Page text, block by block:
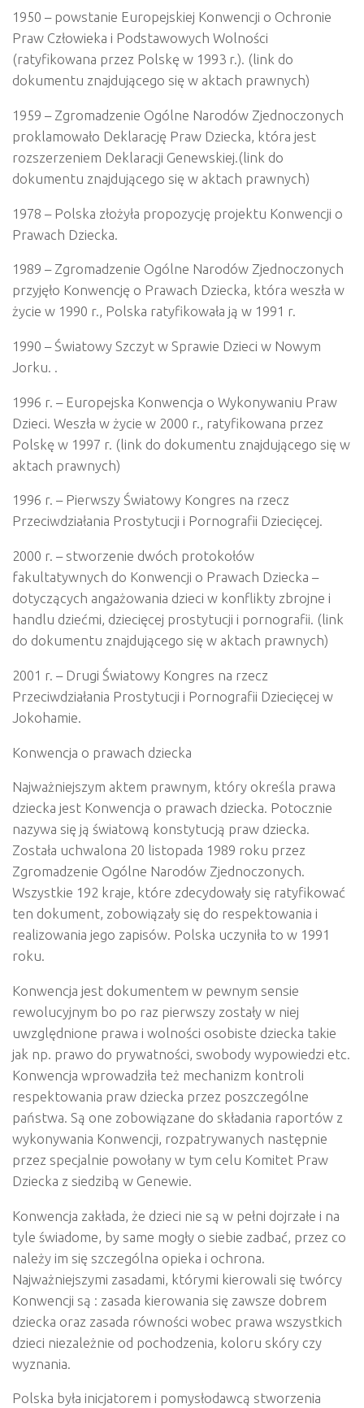
1950 – powstanie Europejskiej Konwencji o Ochronie
Praw Człowieka i Podstawowych Wolności
(ratyfikowana przez Polskę w 1993 r.). (link do
dokumentu znajdującego się w aktach prawnych)
1959 – Zgromadzenie Ogólne Narodów Zjednoczonych
proklamowało Deklarację Praw Dziecka, która jest
rozszerzeniem Deklaracji Genewskiej.(link do
dokumentu znajdującego się w aktach prawnych)
1978 – Polska złożyła propozycję projektu Konwencji o
Prawach Dziecka.
1989 – Zgromadzenie Ogólne Narodów Zjednoczonych
przyjęło Konwencję o Prawach Dziecka, która weszła w
życie w 1990 r., Polska ratyfikowała ją w 1991 r.
1990 – Światowy Szczyt w Sprawie Dzieci w Nowym
Jorku. .
1996 r. – Europejska Konwencja o Wykonywaniu Praw
Dzieci. Weszła w życie w 2000 r., ratyfikowana przez
Polskę w 1997 r. (link do dokumentu znajdującego się w
aktach prawnych)
1996 r. – Pierwszy Światowy Kongres na rzecz
Przeciwdziałania Prostytucji i Pornografii Dziecięcej.
2000 r. – stworzenie dwóch protokołów
fakultatywnych do Konwencji o Prawach Dziecka –
dotyczących angażowania dzieci w konflikty zbrojne i
handlu dziećmi, dziecięcej prostytucji i pornografii. (link
do dokumentu znajdującego się w aktach prawnych)
2001 r. – Drugi Światowy Kongres na rzecz
Przeciwdziałania Prostytucji i Pornografii Dziecięcej w
Jokohamie.
Konwencja o prawach dziecka
Najważniejszym aktem prawnym, który określa prawa
dziecka jest Konwencja o prawach dziecka. Potocznie
nazywa się ją światową konstytucją praw dziecka.
Została uchwalona 20 listopada 1989 roku przez
Zgromadzenie Ogólne Narodów Zjednoczonych.
Wszystkie 192 kraje, które zdecydowały się ratyfikować
ten dokument, zobowiązały się do respektowania i
realizowania jego zapisów. Polska uczyniła to w 1991
roku.
Konwencja jest dokumentem w pewnym sensie
rewolucyjnym bo po raz pierwszy zostały w niej
uwzględnione prawa i wolności osobiste dziecka takie
jak np. prawo do prywatności, swobody wypowiedzi etc.
Konwencja wprowadziła też mechanizm kontroli
respektowania praw dziecka przez poszczególne
państwa. Są one zobowiązane do składania raportów z
wykonywania Konwencji, rozpatrywanych następnie
przez specjalnie powołany w tym celu Komitet Praw
Dziecka z siedzibą w Genewie.
Konwencja zakłada, że dzieci nie są w pełni dojrzałe i na
tyle świadome, by same mogły o siebie zadbać, przez co
należy im się szczególna opieka i ochrona.
Najważniejszymi zasadami, którymi kierowali się twórcy
Konwencji są : zasada kierowania się zawsze dobrem
dziecka oraz zasada równości wobec prawa wszystkich
dzieci niezależnie od pochodzenia, koloru skóry czy
wyznania.
Polska była inicjatorem i pomysłodawcą stworzenia